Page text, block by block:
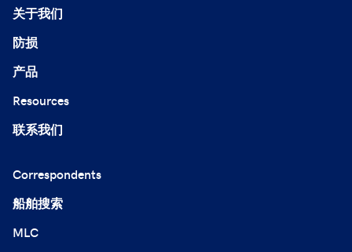
关于我们
防损
产品
Resources
联系我们
Correspondents
船舶搜索
MLC